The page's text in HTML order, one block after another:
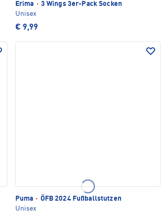
Erima · 3 Wings 3er-Pack Socken
Unisex
€ 9,99
Puma · ÖFB 2024 Fußballstutzen
Unisex